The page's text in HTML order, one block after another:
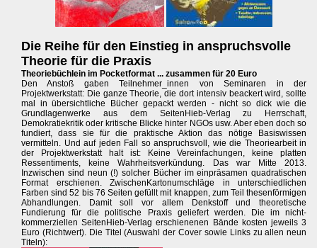
Die Reihe für den Einstieg in anspruchsvolle
Theorie für die Praxis
Theoriebüchlein im Pocketformat ... zusammen für 20 Euro
Den Anstoß gaben Teilnehmer_innen von Seminaren in der
Projektwerkstatt: Die ganze Theorie, die dort intensiv beackert wird, sollte
mal in übersichtliche Bücher gepackt werden - nicht so dick wie die
Grundlagenwerke aus dem SeitenHieb-Verlag zu Herrschaft,
Demokratiekritik oder kritische Blicke hinter NGOs usw. Aber eben doch so
fundiert, dass sie für die praktische Aktion das nötige Basiswissen
vermitteln. Und auf jeden Fall so anspruchsvoll, wie die Theoriearbeit in
der Projektwerkstatt halt ist: Keine Vereinfachungen, keine platten
Ressentiments, keine Wahrheitsverkündung. Das war Mitte 2013.
Inzwischen sind neun (!) solcher Bücher im einpräsamen quadratischen
Format erschienen. ZwischenKartonumschläge in unterschiedlichen
Farben sind 52 bis 76 Seiten gefüllt mit knappen, zum Teil thesenförmigen
Abhandlungen. Damit soll vor allem Denkstoff und theoretische
Fundierung für die politische Praxis geliefert werden. Die im nicht-
kommerziellen SeitenHieb-Verlag erschienenen Bände kosten jeweils 3
Euro (Richtwert). Die Titel (Auswahl der Cover sowie Links zu allen neun
Titeln):